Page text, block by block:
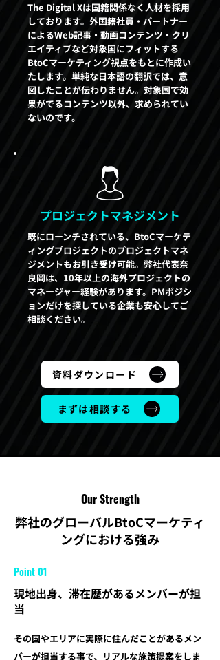
The Digital Xは国籍関係なく人材を採用
しております。外国籍社員・パートナー
によるWeb記事・動画コンテンツ・クリ
エイティブなど対象国にフィットする
BtoCマーケティング視点をもとに作成い
たします。単純な日本語の翻訳では、意
図したことが伝わりません。対象国で効
果がでるコンテンツ以外、求められてい
ないのです。
プロジェクトマネジメント
既にローンチされている、BtoCマーケテ
ィングプロジェクトのプロジェクトマネ
ジメントもお引き受け可能。弊社代表奈
良岡は、10年以上の海外プロジェクトの
マネージャー経験があります。PMポジシ
ョンだけを探している企業も安心してご
相談ください。
資料ダウンロード
まずは相談する
Our Strength
弊社のグローバルBtoCマーケティ
ングにおける強み
Point 01
現地出身、滞在歴があるメンバーが担
当
その国やエリアに実際に住んだことがあるメン
バーが担当する事で、リアルな施策提案をしま